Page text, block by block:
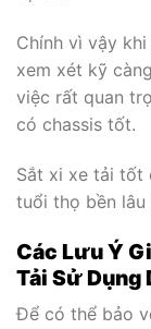
Chính vì vậy
xem xét kỹ
việc rất quan
có chassis tốt.
Sắt xi xe tải tốt
tuổi thọ bền lâu
Các Lưu Ý
Tải Sử Dụng
Để có thể bảo